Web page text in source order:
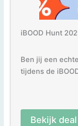
iBOOD Hunt
Ben jij een
tijdens de
Bekijk deal